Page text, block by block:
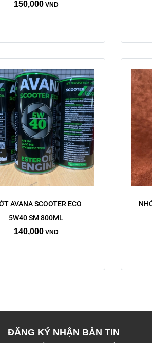
150,000 VND
AVANA SCOOTER ECO
5W40 SM 800ML
140,000 VND
ĐĂNG KÝ NHẬN BẢN TIN